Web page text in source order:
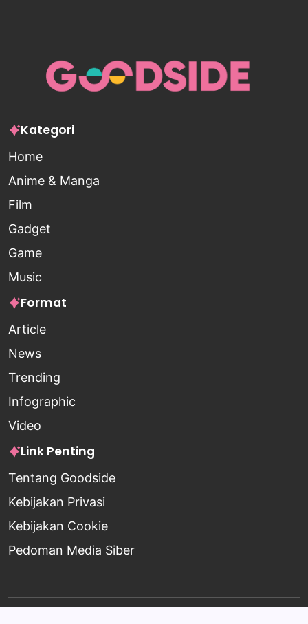
Kategori
Home
Anime & Manga
Film
Gadget
Game
Music
Format
Article
News
Trending
Infographic
Video
Link Penting
Tentang Goodside
Kebijakan Privasi
Kebijakan Cookie
Pedoman Media Siber